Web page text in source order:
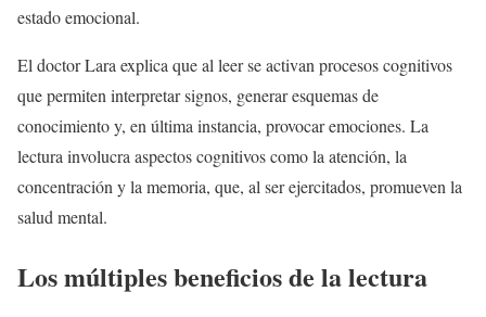
estado emocional.
El doctor Lara explica que al leer se activan procesos cognitivos
que permiten interpretar signos, generar esquemas de
conocimiento y, en última instancia, provocar emociones. La
lectura involucra aspectos cognitivos como la atención, la
concentración y la memoria, que, al ser ejercitados, promueven la
salud mental.
Los múltiples beneficios de la lectura